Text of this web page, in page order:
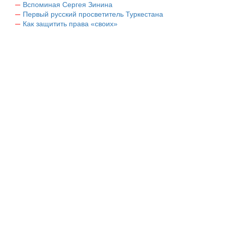
Вспоминая Сергея Зинина
Первый русский просветитель Туркестана
Как защитить права «своих»